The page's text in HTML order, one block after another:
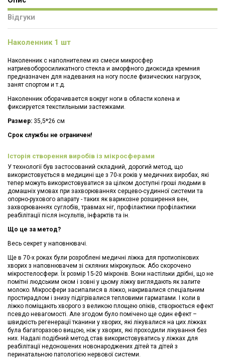
Відгуки
Наколенник 1 шт
Наколенник с наполнителем из смеси микросфер
натриевоборосиликатного стекла и аморфного диоксида кремния
предназначен для надевания на ногу после физических нагрузок,
занят спортом и т.д.
Наколенник оборачивается вокруг ноги в области колена и
фиксируется текстильными застежками.
Размер: 35,5*26 см
Срок службы не ограничен!
Історія створення виробів із мікросферами
У технології був застосований складний, дорогий метод, що
використовується в медицині ще з 70-х років у медичних виробах, які
тепер можуть використовуватися за цілком доступні гроші людьми в
домашніх умовах при захворюваннях серцево-судинної системи та
опорно-рухового апарату - таких як варикозне розширення вен,
захворюваннях суглобів, травмах ніг, профілактики профілактики
реабілітації після інсультів, інфарктів та ін.
Що це за метод?
Весь секрет у наповнювачі.
Ще в 70-х роках були розроблені медичні ліжка для протиопікових
хворих з наповнювачем зі скляних мікрокульок. Або скорочено
мікростелосфери. Їх розмір 15-20 мікронів. Вони настільки дрібні, що не
помітні людським оком і зовні у цьому ліжку виглядають як залите
молоко. Мікросфери засипалися в ліжко, накривалися спеціальним
простирадлом і знизу підігрівалися тепловими гарматами. І коли в
ліжко поміщають хворого з великою площею опіків, створюється ефект
псевдо невагомості. Але згодом було помічено ще один ефект –
швидкість регенерації тканини у хворих, які лікувалися на цих ліжках
була багаторазово вищою, ніж у хворих, які проходили лікування без
них. Надалі подібний метод став використовуватись у ліжках для
реабілітації недоношених новонароджених дітей та дітей з
перинатальною патологією нервової системи.